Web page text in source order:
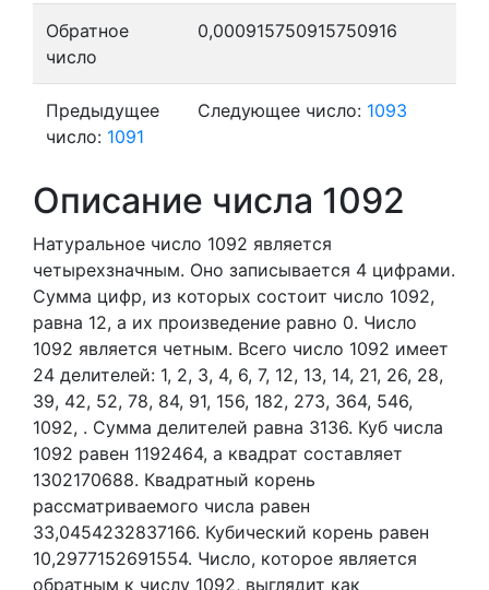
Обратное
число
0,000915750915750916
Предыдущее
число: 1091
Следующее число: 1093
Описание числа 1092
Натуральное число 1092 является
четырехзначным. Оно записывается 4 цифрами.
Сумма цифр, из которых состоит число 1092,
равна 12, а их произведение равно 0. Число
1092 является четным. Всего число 1092 имеет
24 делителей: 1, 2, 3, 4, 6, 7, 12, 13, 14, 21, 26, 28,
39, 42, 52, 78, 84, 91, 156, 182, 273, 364, 546,
1092, . Сумма делителей равна 3136. Куб числа
1092 равен 1192464, а квадрат составляет
1302170688. Квадратный корень
рассматриваемого числа равен
33,0454232837166. Кубический корень равен
10,2977152691554. Число, которое является
обратным к числу 1092, выглядит как